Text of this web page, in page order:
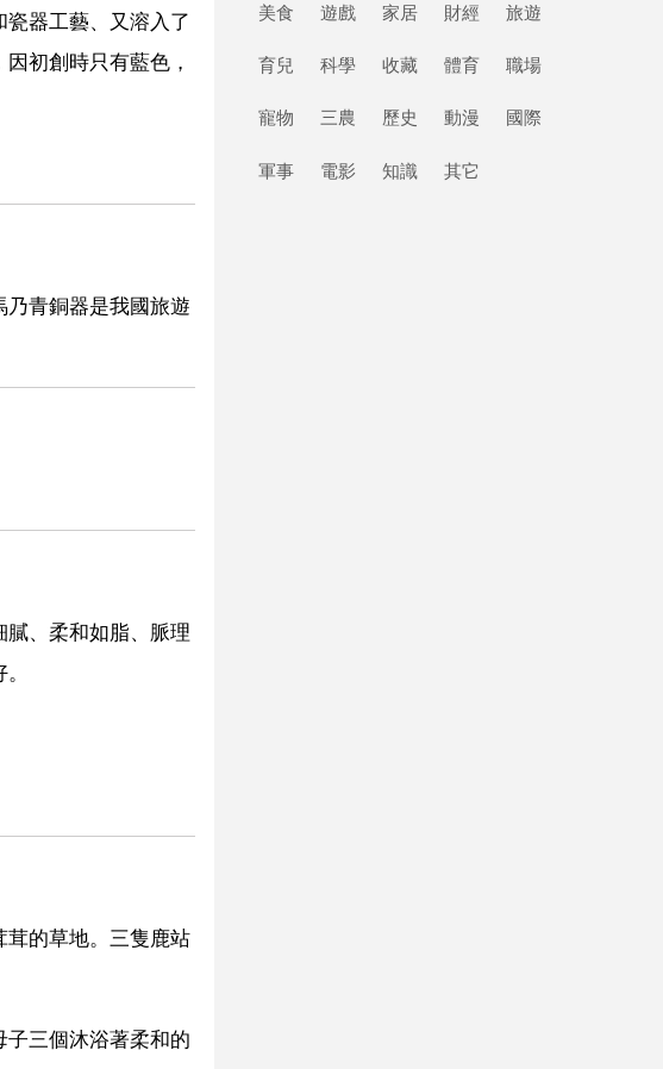
器工藝、又溶入了
初創時只有藍色，
青銅器是我國旅遊
、柔和如脂、脈理
茸的草地。三隻鹿站
三個沐浴著柔和的
美食 遊戲 家居 財經 旅遊
育兒 科學 收藏 體育 職場
寵物 三農 歷史 動漫 國際
軍事 電影 知識 其它